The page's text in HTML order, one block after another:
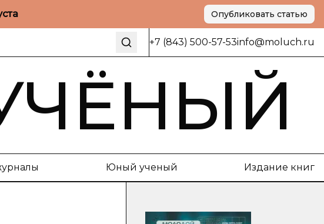
Опубликовать статью
+7 (843) 500-57-53info@moluch.ru
Юный ученый Издание книг